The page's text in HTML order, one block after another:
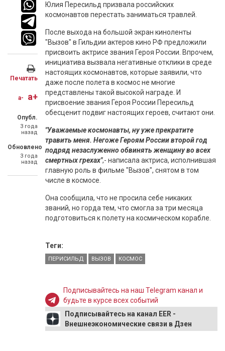
Печатать
a- a+
Опубл.
3 года
назад
Обновлено
3 года
назад
Юлия Пересильд призвала российских
космонавтов перестать заниматься травлей.
После выхода на большой экран киноленты
"Вызов" в Гильдии актеров кино РФ предложили
присвоить актрисе звания Героя России. Впрочем,
инициатива вызвала негативные отклики в среде
настоящих космонавтов, которые заявили, что
даже после полета в космос не многие
представлены такой высокой награде. И
присвоение звания Героя России Пересильд
обесценит подвиг настоящих героев, считают они.
"Уважаемые космонавты, ну уже прекратите
травить меня. Негоже Героям России второй год
подряд незаслуженно обвинять женщину во всех
смертных грехах",- написала актриса, исполнившая
главную роль в фильме "Вызов", снятом в том
числе в космосе.
Она сообщила, что не просила себе никаких
званий, но горда тем, что смогла за три месяца
подготовиться к полету на космическом корабле.
Теги:
ПЕРИСИЛЬД ВЫЗОВ КОСМОС
Подписывайтесь на наш Telegram канал и
будьте в курсе всех событий
Подписывайтесь на канал EER -
Внешнеэкономические связи в Дзен